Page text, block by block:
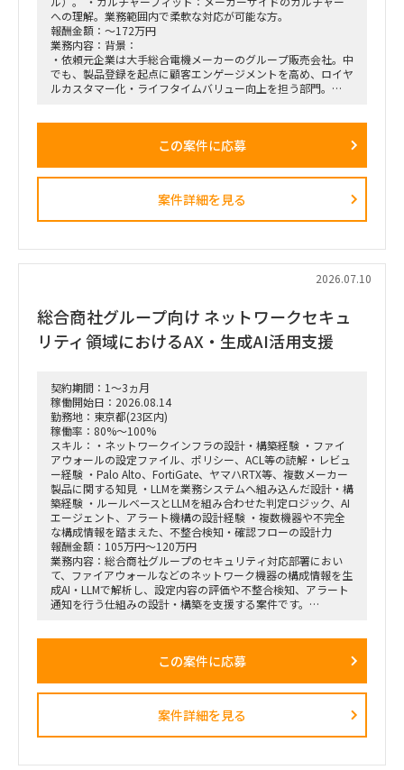
への理解。業務範囲内で柔軟な対応が可能な方。
報酬金額：～172万円
業務内容：背景：
・依頼元企業は大手総合電機メーカーのグループ販売会社。中
でも、製品登録を起点に顧客エンゲージメントを高め、ロイヤ
ルカスタマー化・ライフタイムバリュー向上を担う部門。
クト＝ヘッドホン・スピーカー等）を担当し、新規ビジネスの
・新規開発と既存カテゴリービジネスを限られたリソースで回
不可欠。だがその専門人材が社内におらず、既存メンバーが兼
務で対応。
依頼業務：
・データ統合／製販オペレーション。日次・週次・月次の各頻
度で売上状況を見て在庫補給を判断し、月末月初に実績を踏ま
・様々な種類・量のデータをざっと紐解き、経営層が意思決定
しやすい形／現場でオペレーションが回る形に整理。
性が良い。1〜2ヶ月でガッツリ作り込み、担当が1人抜けても
成立する状態にしたい。
この案件に応募
案件詳細を見る
2026.07.10
総合商社グループ向け ネットワークセキュ
リティ領域におけるAX・生成AI活用支援
契約期間：1～3ヵ月
稼働開始日：2026.08.14
勤務地：東京都(23区内)
稼働率：80%～100%
スキル：・ネットワークインフラの設計・構築経験 ・ファイ
アウォールの設定ファイル、ポリシー、ACL等の読解・レビュ
ー経験 ・Palo Alto、FortiGate、ヤマハRTX等、複数メーカー
製品に関する知見 ・LLMを業務システムへ組み込んだ設計・構
築経験 ・ルールベースとLLMを組み合わせた判定ロジック、AI
エージェント、アラート機構の設計経験 ・複数機器や不完全
な構成情報を踏まえた、不整合検知・確認フローの設計力
報酬金額：105万円～120万円
業務内容：総合商社グループのセキュリティ対応部署におい
て、ファイアウォールなどのネットワーク機器の構成情報を生
成AI・LLMで解析し、設定内容の評価や不整合検知、アラート
通知を行う仕組みの設計・構築を支援する案件です。
ィ上の問題や設定不備を検出できるAIエージェントの開発を想
LLMのみで判断するのではなく、ルールベースロジックやパタ
る確認を適切に挟むハイブリッド型の仕組みを構築していただ
きます。
■主な業務内容
この案件に応募
案件詳細を見る